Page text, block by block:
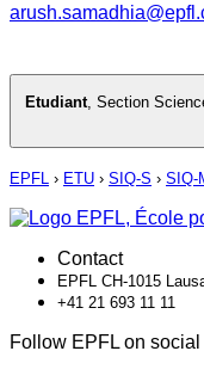
Etudiant, Section
EPFL › ETU › SIQ-S › SIQ-
Contact
EPFL CH-1015
+41 21 693 11 11
Follow EPFL on